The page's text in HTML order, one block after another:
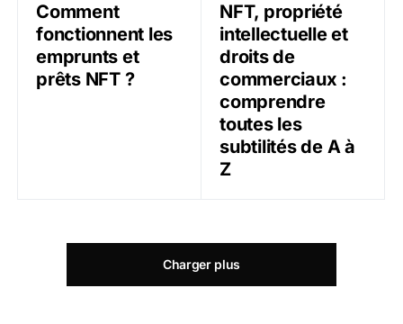
Comment
fonctionnent les
emprunts et
prêts NFT ?
NFT, propriété
intellectuelle et
droits de
commerciaux :
comprendre
toutes les
subtilités de A à
Z
Charger plus